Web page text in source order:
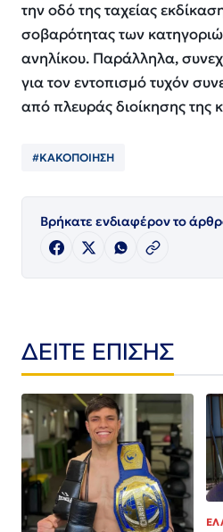
την οδό της ταχείας
σοβαρότητας των
ανηλίκου. Παράλληλα,
για τον εντοπισμό τυχόν
από πλευράς διοίκησης της
#ΚΑΚΟΠΟΙΗΣΗ
Βρήκατε ενδιαφέρον το
ΔΕΙΤΕ ΕΠΙΣΗΣ